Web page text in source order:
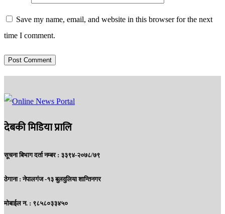
Save my name, email, and website in this browser for the next
time I comment.
देबकी मिडिया प्रालि
सूचना बिभाग दर्ता नम्बर : ३३९४-२०७८/७९
ठेगाना :नेपालगंज -१३ बुलवुलिया शान्तिनगर
मोबाईल न. : ९८५८०३३४५०